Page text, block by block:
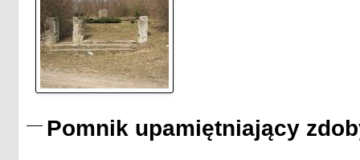
Pomnik upamiętniający